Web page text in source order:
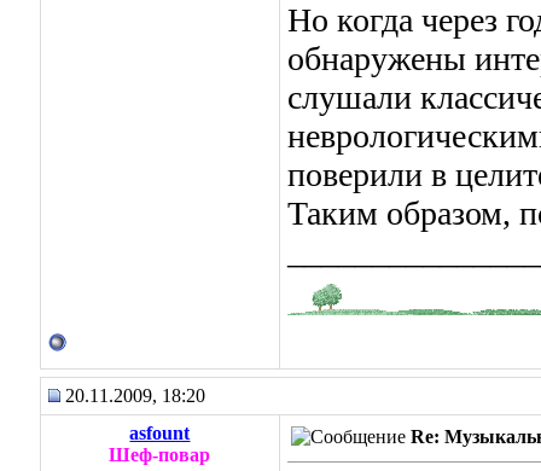
Но когда через
обнаружены
слушали
поверили в
Таким образом,
20.11.2009, 18:20
asfount
Шеф-повар
Re: